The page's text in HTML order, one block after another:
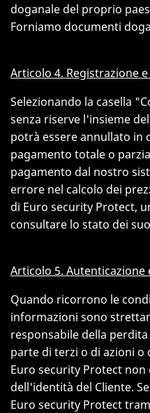
doganale del proprio
Forniamo documenti
Articolo 4. Registrazione
Selezionando la casella
senza riserve l'insieme
potrà essere annullato in
pagamento totale o
pagamento dal nostro
errore nel calcolo dei
di Euro security Protect,
consultare lo stato dei
Articolo 5. Autenticazione
Quando ricorrono le
informazioni sono
responsabile della
parte di terzi o di azioni
Euro security Protect
dell'identità del Cliente.
Euro security Protect